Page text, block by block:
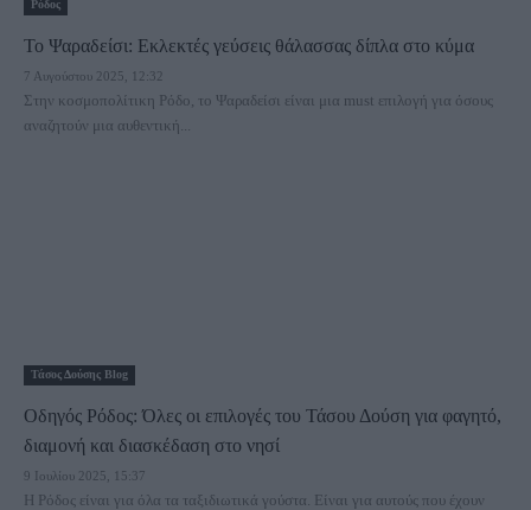
Ρόδος
Το Ψαραδείσι: Εκλεκτές γεύσεις θάλασσας δίπλα στο κύμα
7 Αυγούστου 2025, 12:32
Στην κοσμοπολίτικη Ρόδο, το Ψαραδείσι είναι μια must επιλογή για όσους
αναζητούν μια αυθεντική...
Τάσος Δούσης Blog
Οδηγός Ρόδος: Όλες οι επιλογές του Τάσου Δούση για φαγητό,
διαμονή και διασκέδαση στο νησί
9 Ιουλίου 2025, 15:37
Η Ρόδος είναι για όλα τα ταξιδιωτικά γούστα. Είναι για αυτούς που έχουν